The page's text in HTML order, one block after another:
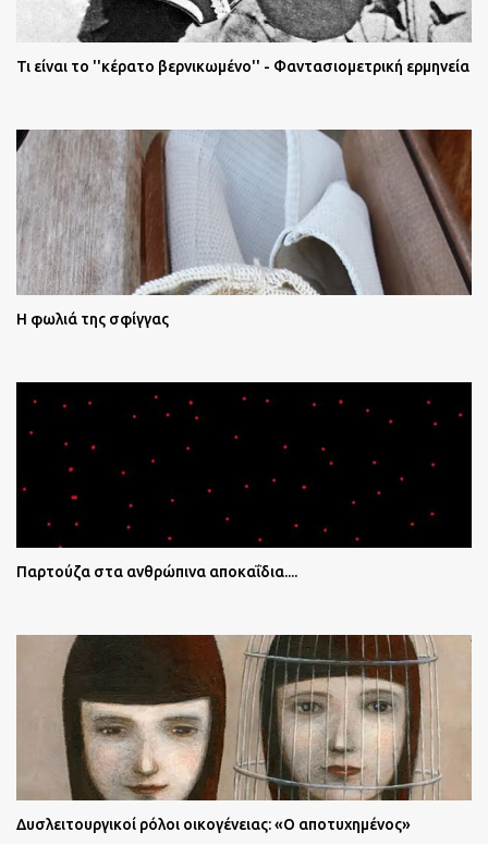
Τι είναι το ''κέρατο βερνικωμένο'' - Φαντασιομετρική ερμηνεία
Η φωλιά της σφίγγας
Παρτούζα στα ανθρώπινα αποκαΐδια....
Δυσλειτουργικοί ρόλοι οικογένειας: «Ο αποτυχημένος»